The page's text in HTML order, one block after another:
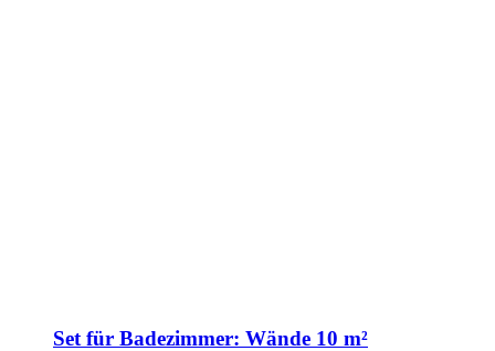
Set für Badezimmer: Wände 10 m²